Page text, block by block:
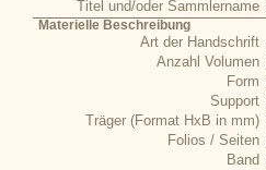
Titel und/oder Sammlername
Materielle Beschreibung
Art der Handschrift
Anzahl Volumen
Form
Support
Träger (Format HxB in mm)
Folios / Seiten
Band